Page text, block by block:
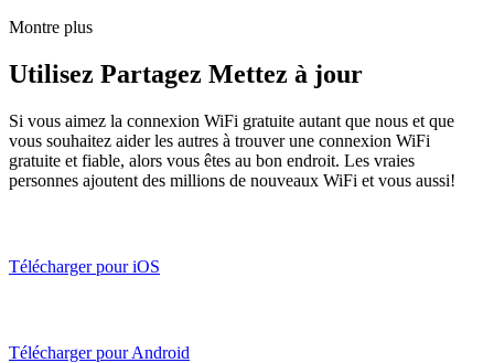
Montre plus
Utilisez Partagez Mettez à jour
Si vous aimez la connexion WiFi gratuite autant que nous et que
vous souhaitez aider les autres à trouver une connexion WiFi
gratuite et fiable, alors vous êtes au bon endroit. Les vraies
personnes ajoutent des millions de nouveaux WiFi et vous aussi!
Télécharger pour iOS
Télécharger pour Android